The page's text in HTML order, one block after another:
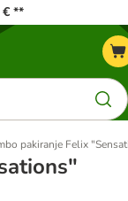
**
pakiranje Felix